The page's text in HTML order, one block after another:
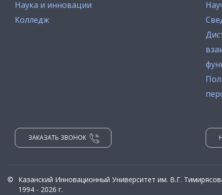
Наука и инновации
Колледж
ЗАКАЗАТЬ ЗВОНОК
©
Казанский Инновационный Университет им. В.Г.
1994 - 2026 г.